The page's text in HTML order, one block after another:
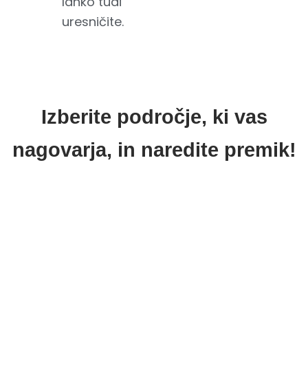
uresničite.
Izberite področje, ki vas
nagovarja, in naredite premik!